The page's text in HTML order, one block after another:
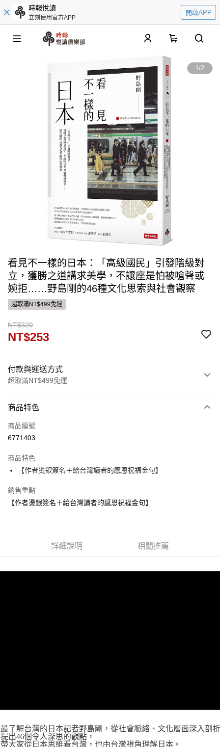
時報悅讀
立刻使用官方APP
開啟APP
1/2
看見不一樣的日本：「高級國民」引發階級對
立，獲勝之道講求美學，不讓座是怕被嗆聲或
婉拒……野島剛的46種文化思索與社會觀察
超取滿NT$499免運
NT$320
NT$253
付款與運送方式
超取滿NT$499免運
信用卡一次付款
ATM付款
運送方式
付款後全家取貨
付款後7-11取貨
每筆NT$100，滿NT$499(含以上)免運費
商品特色
商品編號
6771403
商品特色
【作者燙銀簽名＋給台灣讀者的感恩祝福金句】
銷售重點
【作者燙銀簽名＋給台灣讀者的感恩祝福金句】
詳細說明 相關推薦
最了解台灣的日本記者野島剛，從社會脈絡、文化層面深入剖
提出46個令人深思的觀點，
帶大家從日本思維看台灣，也由台灣視角理解日本。